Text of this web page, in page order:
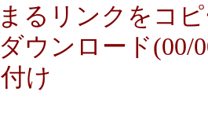
るリンクをコ
ウンロード
け